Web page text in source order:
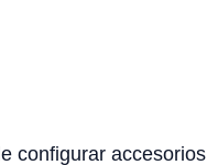
configurar accesorios